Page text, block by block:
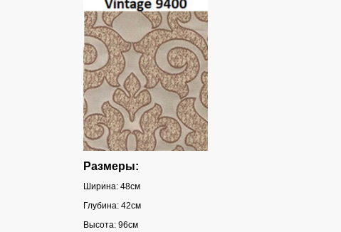
Размеры:
Ширина: 48см
Глубина: 42см
Высота: 96см